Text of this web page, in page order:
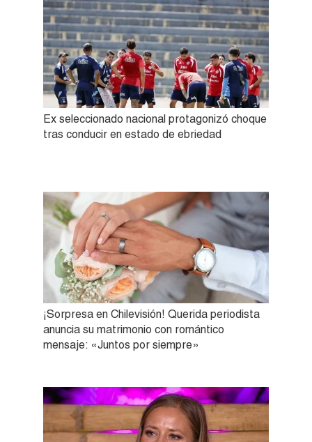
Ex seleccionado nacional protagonizó choque
tras conducir en estado de ebriedad
¡Sorpresa en Chilevisión! Querida periodista
anuncia su matrimonio con romántico
mensaje: «Juntos por siempre»